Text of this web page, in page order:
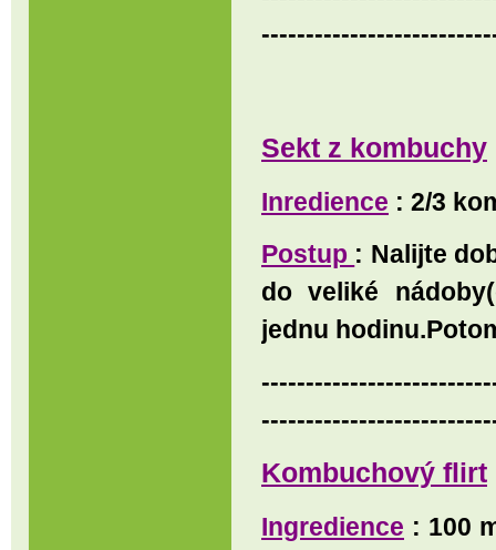
Sekt z kombuchy
Inredience : 2/3
Postup : Nalijte
do veliké
jednu
Kombuchový flirt
Ingredience : 100